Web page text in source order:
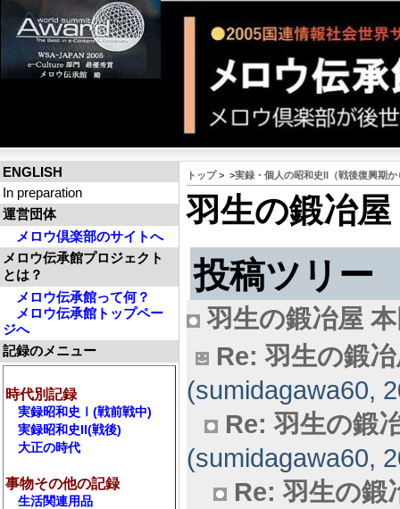
ENGLISH
In preparation
運営団体
メロウ倶楽部のサイトへ
メロウ伝承館プロジェクト
とは？
メロウ伝承館って何？
メロウ伝承館トップペー
ジへ
記録のメニュー
時代別記録
実録昭和史Ⅰ(戦前戦中)
実録昭和史II(戦後)
大正の時代
事物その他の記録
生活関連用品
トップ> >実録・個人の昭和史II（戦後復興期
羽生の鍛冶
投稿ツリー
羽生の鍛冶屋
Re: 羽生の鍛
(sumidagawa60,
Re: 羽生の鍛
(sumidagawa60,
Re: 羽生の鍛